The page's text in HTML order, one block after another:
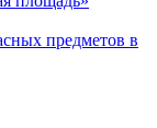
предметов в